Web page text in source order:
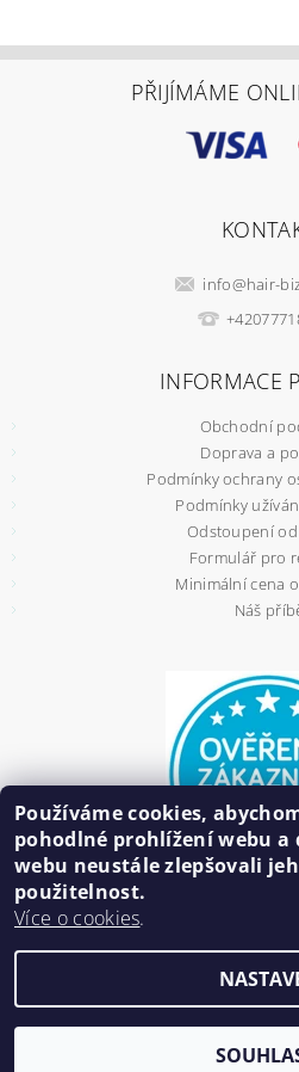
PŘIJÍMÁME
info@hair-
INFORMACE
Obchodní
Doprava a
Podmínky ochrany
Podmínky
Odstoupení
Formulář pro
Minimální cena
Náš
2026 ©HAIR BIŽUTERIE,
Vytvořil
Používáme cookies,
pohodlné prohlížení webu a
webu neustále zlepšovali
použitelnost.
Více o cookies.